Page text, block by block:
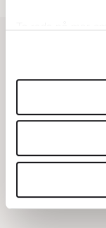
Du kan ändra
helst från cookie-
Vi använder
för sociala
vidarebefordrar
information från
annons- och
Dessa kan i sin